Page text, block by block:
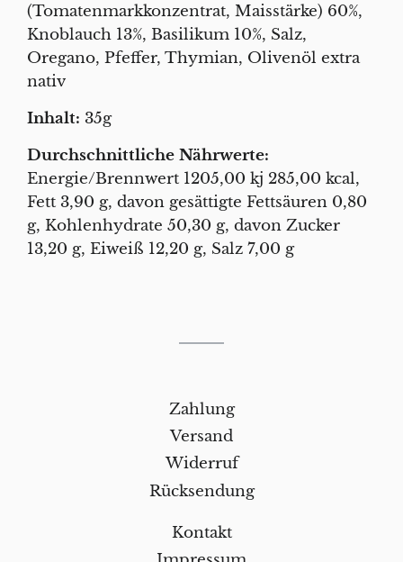
(Tomatenmarkkonzentrat, Maisstärke) 60%,
Knoblauch 13%, Basilikum 10%, Salz,
Oregano, Pfeffer, Thymian, Olivenöl extra
nativ
Inhalt: 35g
Durchschnittliche Nährwerte:
Energie/Brennwert 1205,00 kj 285,00 kcal,
Fett 3,90 g, davon gesättigte Fettsäuren 0,80
g, Kohlenhydrate 50,30 g, davon Zucker
13,20 g, Eiweiß 12,20 g, Salz 7,00 g
Zahlung
Versand
Widerruf
Rücksendung
Kontakt